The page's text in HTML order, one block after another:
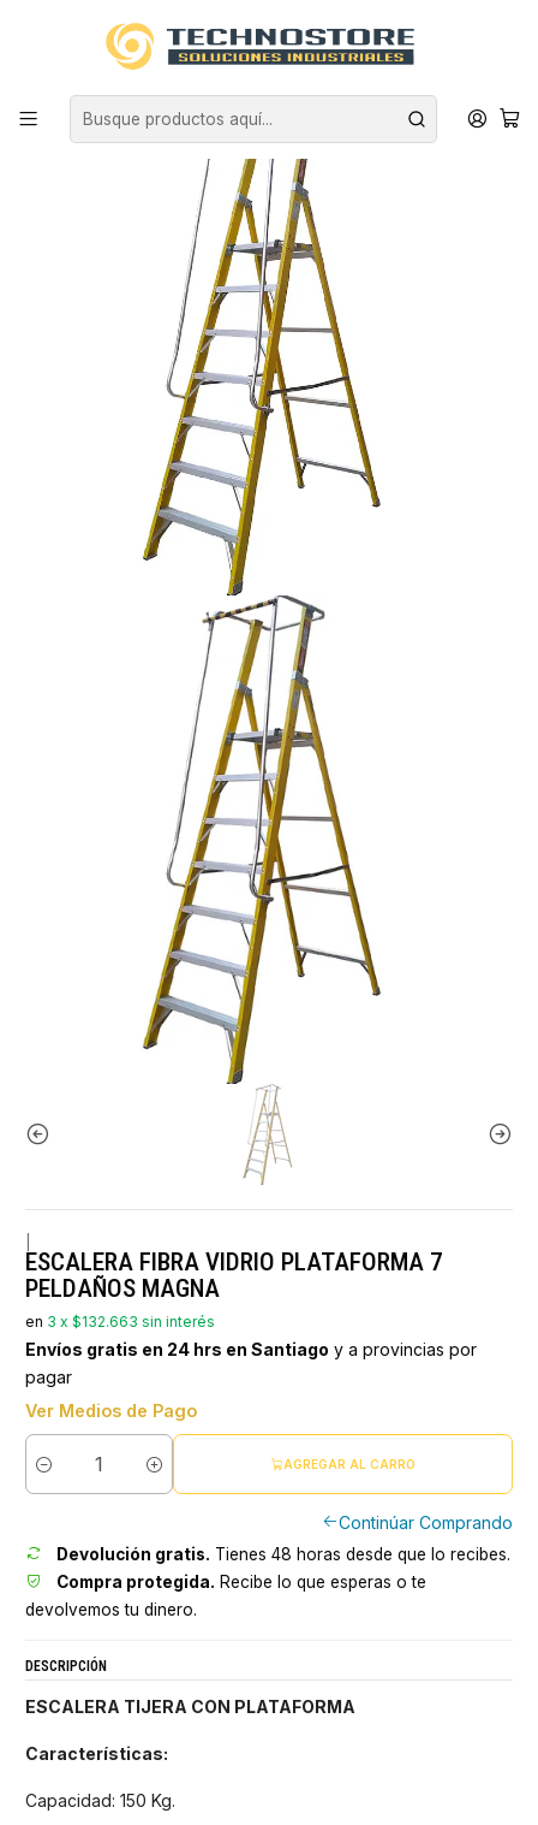
EQUIPAMIENTO INDUSTRIAL
ESCALERA FIBRA VIDRIO PLATAFORMA 7 PELDAÑOS MAGNA
ESCALERA FIBRA VIDRIO PLATAFORMA 7
PELDAÑOS MAGNA
en 3 x $132.663 sin interés
Envíos gratis en 24 hrs en Santiago y a provincias por
pagar
Ver Medios de Pago
Cantidad
AGREGAR AL CARRO
Continúar Comprando
Devolución gratis. Tienes 48 horas desde que lo recibes.
Compra protegida. Recibe lo que esperas o te
devolvemos tu dinero.
DESCRIPCIÓN
ESCALERA TIJERA CON PLATAFORMA
Características:
Capacidad: 150 Kg.